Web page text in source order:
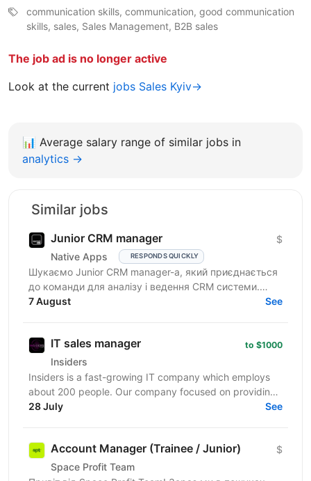
communication skills, communication, good communication
skills, sales, Sales Management, B2B sales
The job ad is no longer active
Look at the current jobs Sales Kyiv→
📊 Average salary range of similar jobs in
analytics →
Similar jobs
Junior CRM manager
Native Apps RESPONDS QUICKLY
$
Шукаємо Junior CRM manager-a, який приєднається
до команди для аналізу і ведення CRM системи.
Функціональні обов’язки: робота з CRM-
7 August See
IT sales manager
Insiders
to $1000
Insiders is a fast-growing IT company which employs
about 200 people. Our company focused on providing
innovative digital services and cutting-edge...
28 July See
Account Manager (Trainee / Junior)
Space Profit Team
$